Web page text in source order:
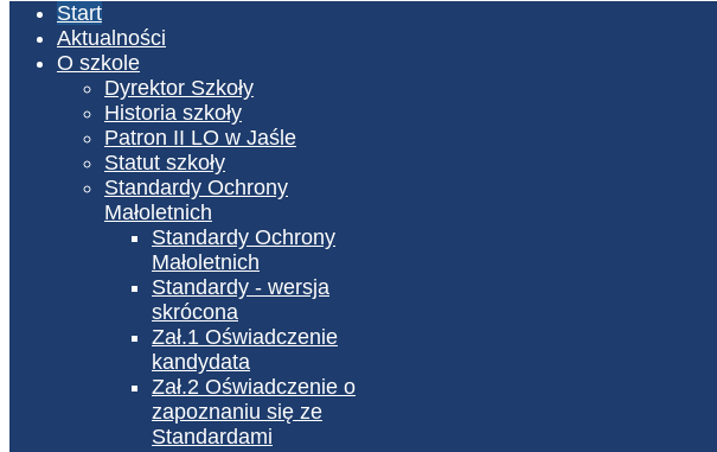
Start
Aktualności
O szkole
Dyrektor Szkoły
Historia szkoły
Patron II LO w Jaśle
Statut szkoły
Standardy Ochrony
Małoletnich
Standardy Ochrony
Małoletnich
Standardy - wersja
skrócona
Zał.1 Oświadczenie
kandydata
Zał.2 Oświadczenie o
zapoznaniu się ze
Standardami